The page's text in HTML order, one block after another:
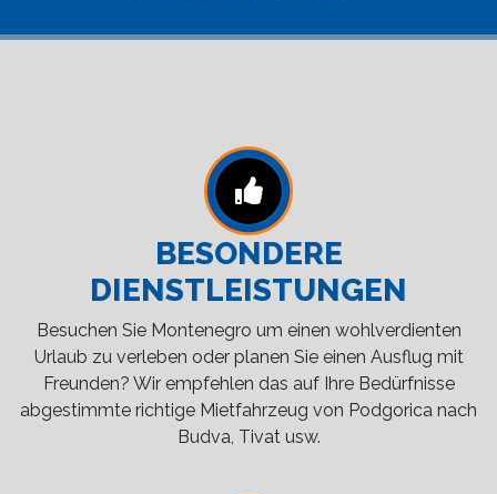
BESONDERE
DIENSTLEISTUNGEN
Besuchen Sie Montenegro um einen wohlverdienten
Urlaub zu verleben oder planen Sie einen Ausflug mit
Freunden? Wir empfehlen das auf Ihre Bedürfnisse
abgestimmte richtige Mietfahrzeug von Podgorica nach
Budva, Tivat usw.